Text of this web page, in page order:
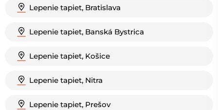
Lepenie tapiet, Bratislava
Lepenie tapiet, Banská Bystrica
Lepenie tapiet, Košice
Lepenie tapiet, Nitra
Lepenie tapiet, Prešov